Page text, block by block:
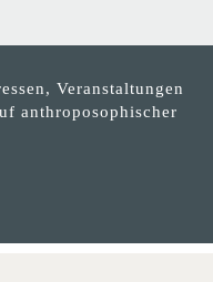
Veranstaltungen
anthroposophischer